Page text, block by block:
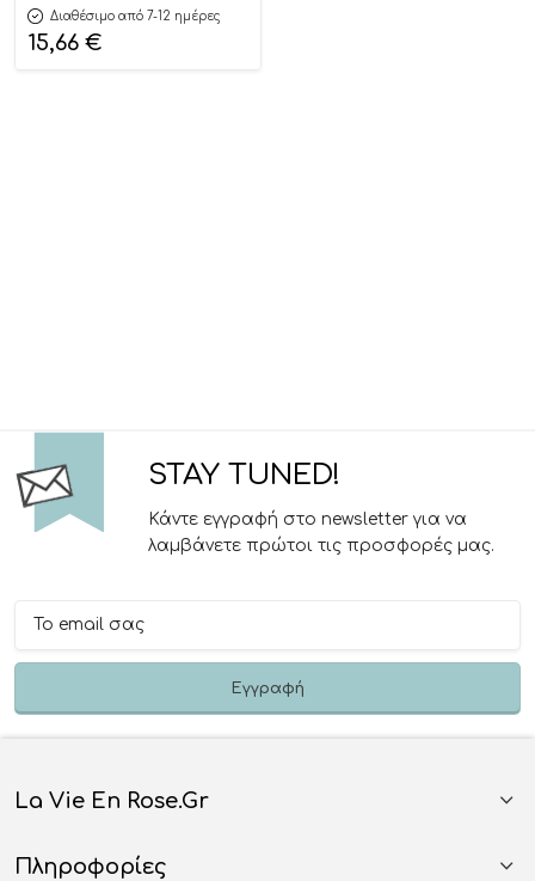
Διαθέσιμο από 7-12 ημέρες
15,66 €
STAY TUNED!
Κάντε εγγραφή στο newsletter για να
λαμβάνετε πρώτοι τις προσφορές μας.
La Vie En Rose.gr
Πληροφορίες